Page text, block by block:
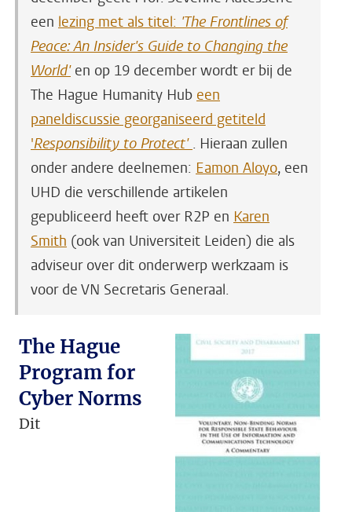
een lezing met als titel: 'The Frontlines of
Peace: An Insider's Guide to Changing the
World'en op 19 december wordt er bij de
The Hague Humanity Hub een
paneldiscussie georganiseerd getiteld
'Responsibility to Protect' . Hieraan zullen
onder andere deelnemen: Eamon Aloyo, een
UHD die verschillende artikelen
gepubliceerd heeft over R2P en Karen
Smith (ook van Universiteit Leiden) die als
adviseur over dit onderwerp werkzaam is
voor de VN Secretaris Generaal.
The Hague
Program for
Cyber Norms
Dit